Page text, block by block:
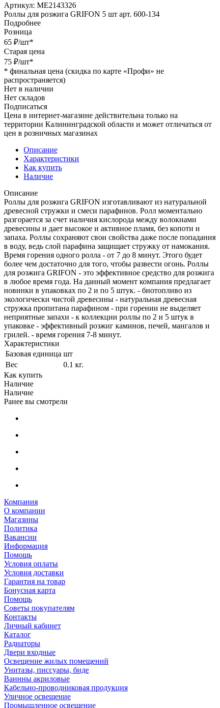
Артикул: МЕ2143326
Роллы для розжига GRIFON 5 шт арт. 600-134
Подробнее
Розница
65 ₽/шт*
Старая цена
75 ₽/шт*
* финальная цена (скидка по карте «Профи» не
распространяется)
Нет в наличии
Нет складов
Подписаться
Цена в интернет-магазине действительна только на
территории Калининградской области и может отличаться от
цен в розничных магазинах
Описание
Характеристики
Как купить
Наличие
Описание
Роллы для розжига GRIFON изготавливают из натуральной
древесной стружки и смеси парафинов. Ролл моментально
разгорается за счет наличия кислорода между волокнами
древесины и дает высокое и активное пламя, без копоти и
запаха. Роллы cохраняют свои свойства даже после попадания
в воду, ведь слой парафина защищает стружку от намокания.
Время горения одного ролла - от 7 до 8 минут. Этого будет
более чем достаточно для того, чтобы развести огонь. Роллы
для розжига GRIFON - это эффективное средство для розжига
в любое время года. На данный момент компания предлагает
новинки в упаковках по 2 и по 5 штук. - биотопливо из
экологически чистой древесины - натуральная древесная
стружка пропитана парафином - при горении не выделяет
неприятные запахи - к коллекции роллы по 2 и 5 штук в
упаковке - эффективный розжиг каминов, печей, мангалов и
грилей. - время горения 7-8 минут.
Характеристики
Базовая единица шт
Вес
0.1 кг.
Как купить
Наличие
Наличие
Ранее вы смотрели
Компания
О компании
Магазины
Политика
Вакансии
Информация
Помощь
Условия оплаты
Условия доставки
Гарантия на товар
Бонусная карта
Помощь
Советы покупателям
Контакты
Личный кабинет
Каталог
Радиаторы
Двери входные
Освещение жилых помещений
Унитазы, писсуары, биде
Ваннны акриловые
Кабельно-проводниковая продукция
Уличное освещение
Промышленное освещение